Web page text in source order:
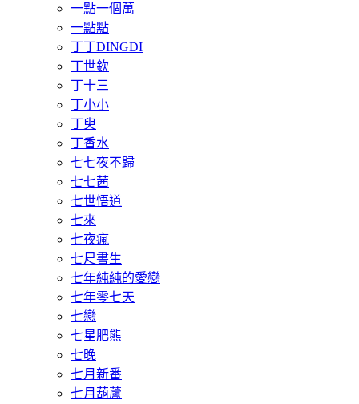
一點一個萬
一點點
丁丁DINGDI
丁世欽
丁十三
丁小小
丁臾
丁香水
七七夜不歸
七七茜
七世悟道
七來
七夜瘋
七尺書生
七年純純的愛戀
七年零七天
七戀
七星肥熊
七晚
七月新番
七月葫蘆